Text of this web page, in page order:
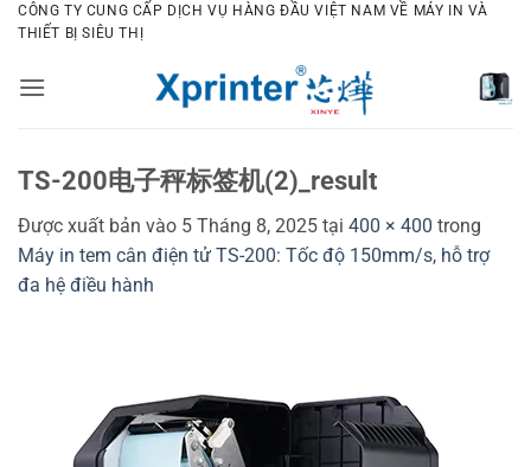
Bỏ
qua
dung
CÔNG TY CUNG CẤP DỊCH VỤ HÀNG ĐẦU VIỆT NAM VỀ MÁY IN VÀ
THIẾT BỊ SIÊU THỊ
TS-200电子秤标签机(2)_result
Được xuất bản vào 5 Tháng 8, 2025 tại 400 × 400 trong
Máy in tem cân điện tử TS-200: Tốc độ 150mm/s, hỗ trợ
đa hệ điều hành